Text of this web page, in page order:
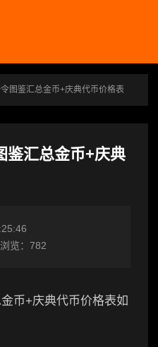
图鉴汇总金币+庆典代币价格表
鉴汇总金币+庆典
浏览： 782
币+庆典代币价格表如